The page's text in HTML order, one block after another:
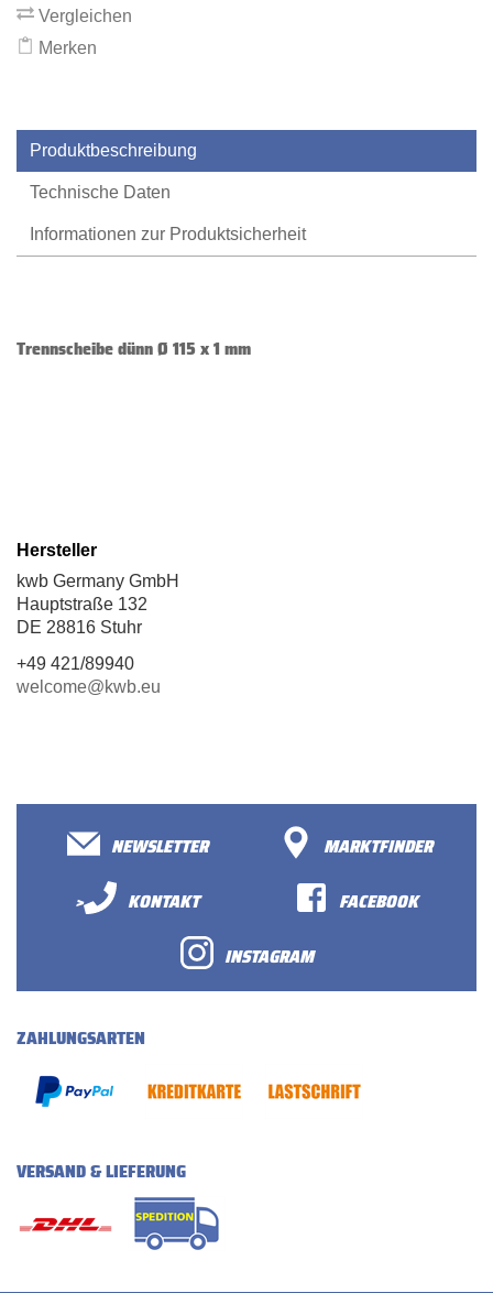
Vergleichen
Merken
Produktbeschreibung
Technische Daten
Informationen zur Produktsicherheit
Trennscheibe dünn Ø 115 x 1 mm
Hersteller
kwb Germany GmbH
Hauptstraße 132
DE 28816 Stuhr
+49 421/89940
welcome@kwb.eu
NEWSLETTER
MARKTFINDER
>
KONTAKT
FACEBOOK
INSTAGRAM
ZAHLUNGSARTEN
VERSAND & LIEFERUNG